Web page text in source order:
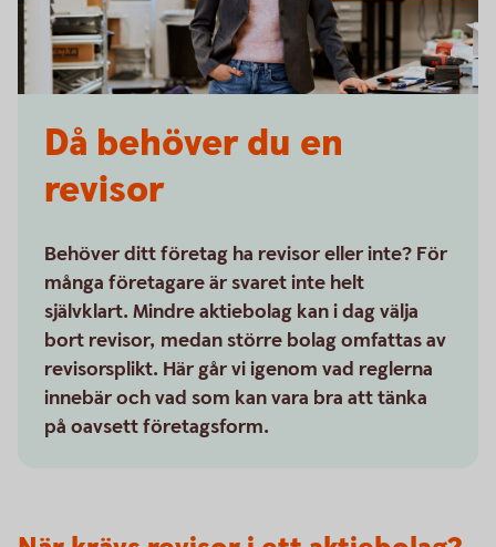
Då behöver du en
revisor
Behöver ditt företag ha revisor eller inte? För
många företagare är svaret inte helt
självklart. Mindre aktiebolag kan i dag välja
bort revisor, medan större bolag omfattas av
revisorsplikt. Här går vi igenom vad reglerna
innebär och vad som kan vara bra att tänka
på oavsett företagsform.